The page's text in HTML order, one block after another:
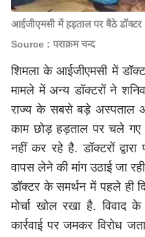
आईजीएमसी में हड़ताल पर बैठे डॉक्टर
Source : पराक्रम चन्द
शिमला के आईजीएमसी में
मामले में अन्य डॉक्टरों ने
राज्य के सबसे बड़े अस्पताल
काम छोड़ हड़ताल पर चले गए
नहीं कर रहे है. डॉक्टरों
वापस लेने की मांग उठाई जा
डॉक्टर के समर्थन में पहले ही
मोर्चा खोल रखा है. विवाद
कार्रवाई पर जमकर विरोध